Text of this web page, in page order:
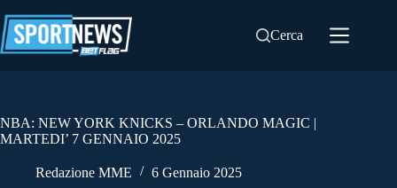
al
contenuto
Cerca
NBA: NEW YORK KNICKS – ORLANDO MAGIC |
MARTEDI’ 7 GENNAIO 2025
Redazione MME 6 Gennaio 2025